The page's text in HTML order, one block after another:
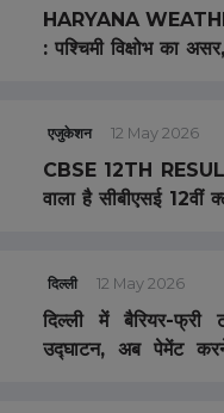
HARYANA
: पश्चिमी विक्षोभ का
एजुकेशन 12 May 2026
CBSE 12TH
वाला है सीबीएसई 12वीं
दिल्ली 12 May 2026
दिल्ली में बैरियर-फ्री
उद्घाटन, अब पेमेंट